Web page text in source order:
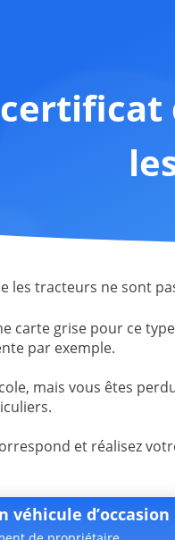
les tracteurs ne sont
carte grise pour ce
par exemple.
mais vous êtes
et réalisez
véhicule d’occasion